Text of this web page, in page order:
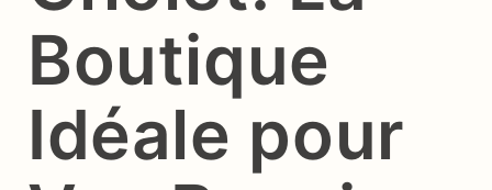
Boutique
Idéale pour